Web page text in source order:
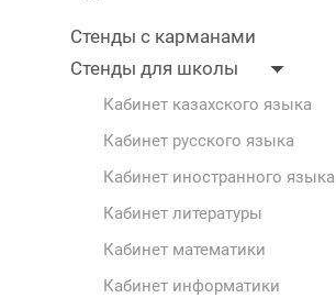
Стенды с карманами
Стенды для школы
Кабинет казахского языка
Кабинет русского языка
Кабинет иностранного языка
Кабинет литературы
Кабинет математики
Кабинет информатики